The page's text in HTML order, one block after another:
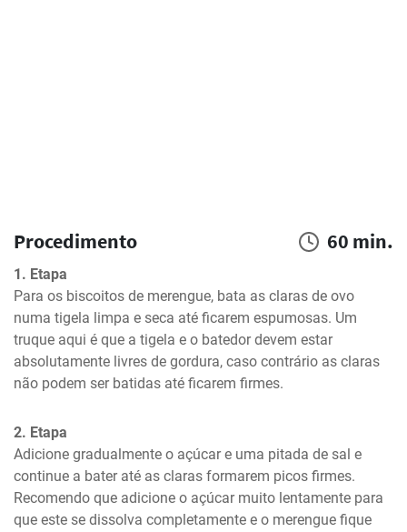
Procedimento 60 min.
1. Etapa
Para os biscoitos de merengue, bata as claras de ovo
numa tigela limpa e seca até ficarem espumosas. Um
truque aqui é que a tigela e o batedor devem estar
absolutamente livres de gordura, caso contrário as claras
não podem ser batidas até ficarem firmes.
2. Etapa
Adicione gradualmente o açúcar e uma pitada de sal e
continue a bater até as claras formarem picos firmes.
Recomendo que adicione o açúcar muito lentamente para
que este se dissolva completamente e o merengue fique